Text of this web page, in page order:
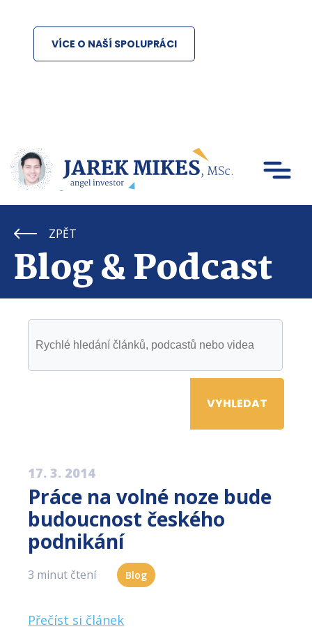
VÍCE O NAŠÍ SPOLUPRÁCI
ZPĚT
Blog & Podcast
17. 3. 2014
Práce na volné noze bude
budoucnost českého
podnikání
3 minut čtení Blog
Přečíst si článek